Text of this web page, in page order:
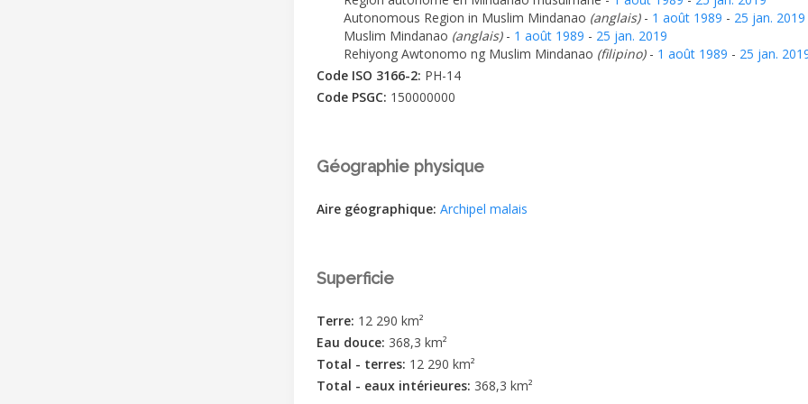
Autonomous Region in Muslim Mindanao (anglais)- 1 août 1989 - 25 jan. 2019
Muslim Mindanao (anglais)- 1 août 1989 - 25 jan. 2019
Rehiyong Awtonomo ng Muslim Mindanao (filipino)- 1 août 1989 - 25 jan.
Code ISO 3166-2: PH-14
Code PSGC: 150000000
Géographie physique
Aire géographique: Archipel malais
Superficie
Terre: 12 290 km²
Eau douce: 368,3 km²
Total - terres: 12 290 km²
Total - eaux intérieures: 368,3 km²